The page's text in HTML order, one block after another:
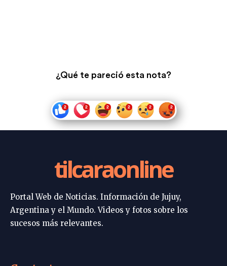
¿Qué te pareció esta nota?
tilcaraonline
Portal Web de Noticias. Información de Jujuy,
Argentina y el Mundo. Videos y fotos sobre los
sucesos más relevantes.